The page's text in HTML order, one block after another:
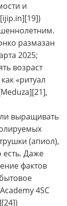
и
размазан
2025;
возраст
«ритуал
выращивать
(апиол),
есть. Даже
фактов
4SC